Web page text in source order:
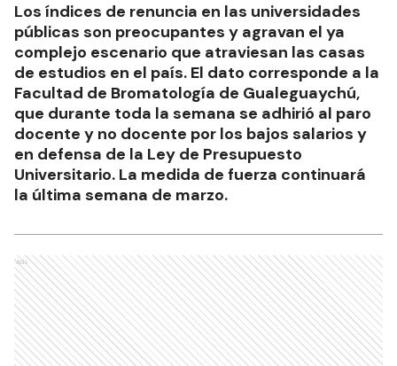
Los índices de renuncia en las universidades
públicas son preocupantes y agravan el ya
complejo escenario que atraviesan las casas
de estudios en el país. El dato corresponde a la
Facultad de Bromatología de Gualeguaychú,
que durante toda la semana se adhirió al paro
docente y no docente por los bajos salarios y
en defensa de la Ley de Presupuesto
Universitario. La medida de fuerza continuará
la última semana de marzo.
Ads